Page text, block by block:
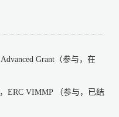
Grant（参与，在
ERC VIMMP （参与，已结